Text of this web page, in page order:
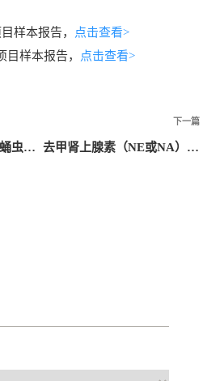
样本报告，
点击查看>
目样本报告，
点击查看>
检测
下一篇
去甲肾上腺素（NE或NA）检测